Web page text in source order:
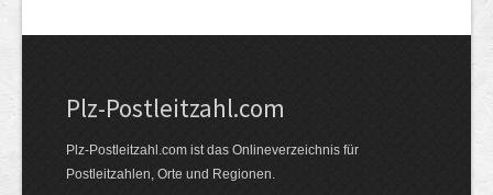
Plz-Postleitzahl.com
Plz-Postleitzahl.com ist das Onlineverzeichnis für
Postleitzahlen, Orte und Regionen.